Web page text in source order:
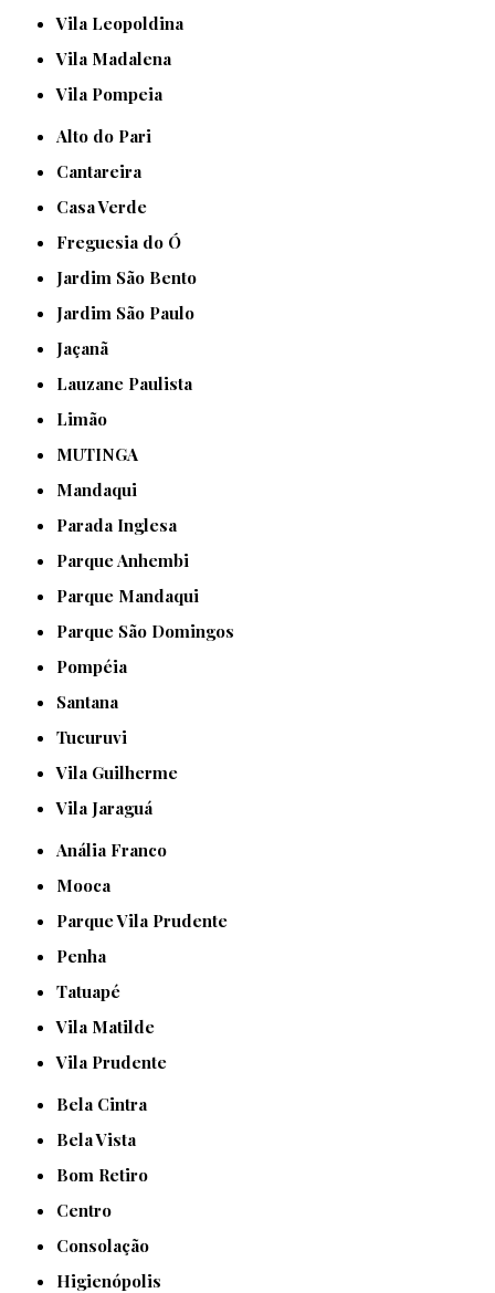
Vila Leopoldina
Vila Madalena
Vila Pompeia
Alto do Pari
Cantareira
Casa Verde
Freguesia do Ó
Jardim São Bento
Jardim São Paulo
Jaçanã
Lauzane Paulista
Limão
MUTINGA
Mandaqui
Parada Inglesa
Parque Anhembi
Parque Mandaqui
Parque São Domingos
Pompéia
Santana
Tucuruvi
Vila Guilherme
Vila Jaraguá
Anália Franco
Mooca
Parque Vila Prudente
Penha
Tatuapé
Vila Matilde
Vila Prudente
Bela Cintra
Bela Vista
Bom Retiro
Centro
Consolação
Higienópolis